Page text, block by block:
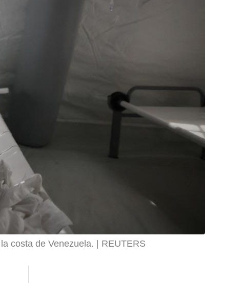
costa de Venezuela. REUTERS